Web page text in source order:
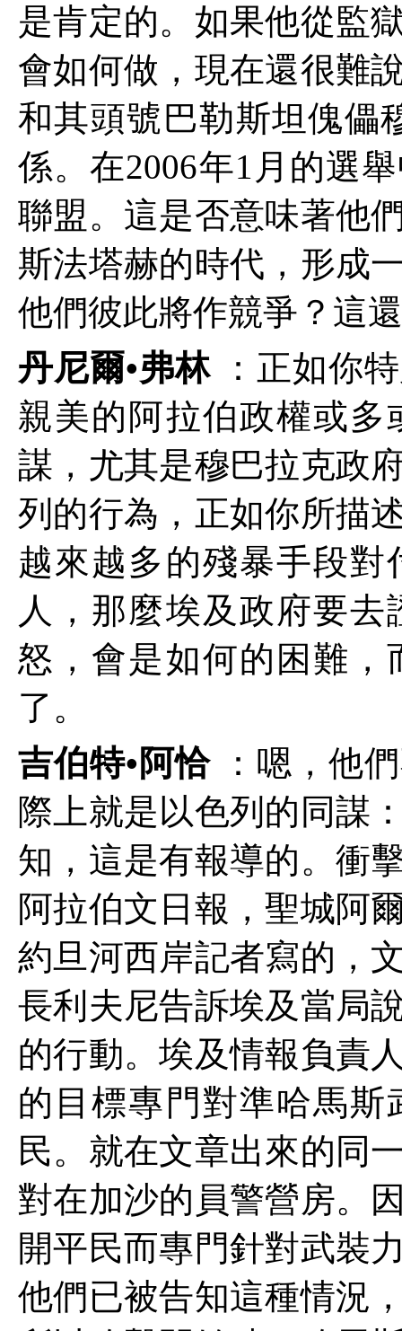
是肯定的。如果他從監
會如何做，現在還很難
和其頭號巴勒斯坦傀儡
係。在2006年1 月的選
聯盟。這是否意味著他
斯法塔赫的時代，形成
他們彼此將作競爭？這
丹尼爾•弗林：正如你
親美的阿拉伯政權或
謀，尤其是穆巴拉克政
列的行為，正如你所描
越來越多的殘暴手段
人，那麼埃及政府要
怒，會是如何的困難
了。
吉伯特•阿恰
：嗯，他
際上就是以色列的同謀
知，這是有報導的。衝
阿拉伯文日報，聖城阿
約旦河西岸記者寫的，
長利夫尼告訴埃及當局
的行動。埃及情報負責
的目標專門對準哈馬
民。就在文章出來的同
對在加沙的員警營房。
開平民而專門針對武裝
他們已被告知這種情況